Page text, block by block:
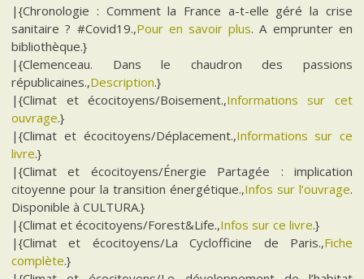
|{Chronologie : Comment la France a-t-elle géré la crise
sanitaire ? #Covid19.,Pour en savoir plus. A emprunter en
bibliothèque.}
|{Clemenceau. Dans le chaudron des passions
républicaines.,Description.}
|{Climat et écocitoyens/Boisement.,Informations sur cet
ouvrage.}
|{Climat et écocitoyens/Déplacement.,Informations sur ce
livre.}
|{Climat et écocitoyens/Énergie Partagée : implication
citoyenne pour la transition énergétique.,Infos sur l’ouvrage.
Disponible à CULTURA.}
|{Climat et écocitoyens/Forest&Life.,Infos sur ce livre.}
|{Climat et écocitoyens/La Cyclofficine de Paris.,Fiche
complète.}